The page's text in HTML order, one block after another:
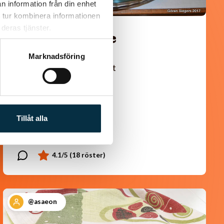
information från din enhet
kombinera informationen
tjänster.
Marknadsföring
Tillåt alla
Turkisk köfte
En längtan till Turkisk mat
@asaeon